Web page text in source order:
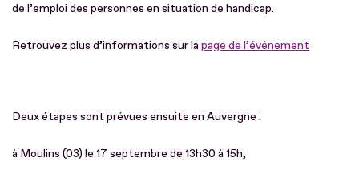
de l’emploi des personnes en situation de handicap.
Retrouvez plus d’informations sur lapage de l’événement
Deux étapes sont prévues ensuite en Auvergne :
à Moulins (03) le 17 septembre de 13h30 à 15h;